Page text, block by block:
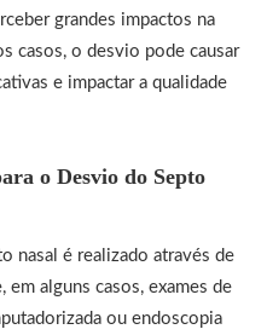
grandes impactos na
casos, o desvio pode causar
e impactar a qualidade
o Desvio do Septo
nasal é realizado através de
em alguns casos, exames de
ou endoscopia